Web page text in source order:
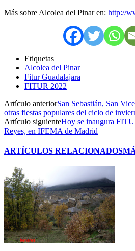
Más sobre Alcolea del Pinar en: http://
Etiquetas
Alcolea del Pinar
Fitur Guadalajara
FITUR 2022
Artículo anteriorSan Sebastián, San
otras fiestas populares del ciclo de
Artículo siguienteHoy se inaugura
Reyes, en IFEMA de Madrid
ARTÍCULOS RELACIONADOS